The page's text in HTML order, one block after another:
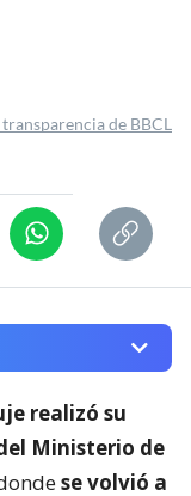
de BBCL
realizó su
Ministerio de
se volvió a